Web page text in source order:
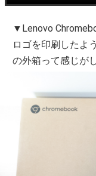
▼Lenovo
ロゴを印刷したよ
の外箱って感じが